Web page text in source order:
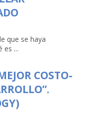
que se haya
es ...
COSTO-